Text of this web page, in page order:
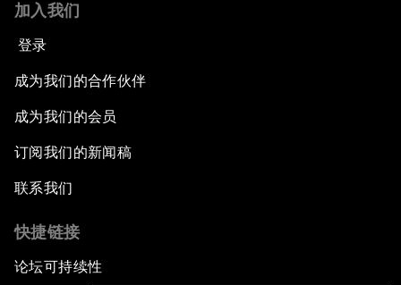
加入我们
登录
成为我们的合作伙伴
成为我们的会员
订阅我们的新闻稿
联系我们
快捷链接
论坛可持续性